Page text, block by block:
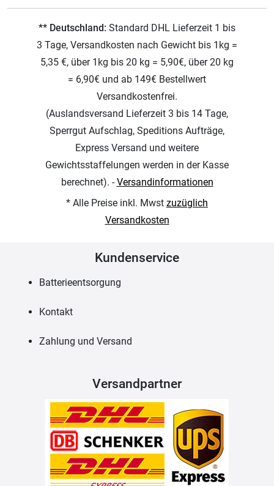
** Deutschland: Standard DHL Lieferzeit 1 bis
3 Tage, Versandkosten nach Gewicht bis 1kg =
5,35 €, über 1kg bis 20 kg = 5,90€, über 20 kg
= 6,90€ und ab 149€ Bestellwert
Versandkostenfrei.
(Auslandsversand Lieferzeit 3 bis 14 Tage,
Sperrgut Aufschlag, Speditions Aufträge,
Express Versand und weitere
Gewichtsstaffelungen werden in der Kasse
berechnet). -Versandinformationen
* Alle Preise inkl. Mwst zuzüglich
Versandkosten
Kundenservice
Batterieentsorgung
Kontakt
Zahlung und Versand
Versandpartner